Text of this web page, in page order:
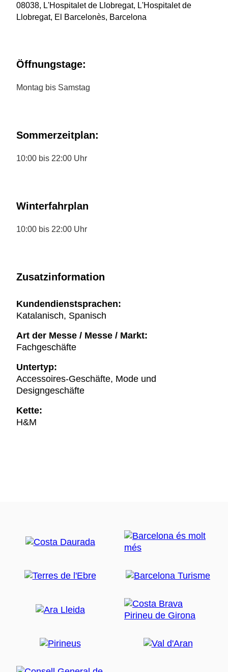
08038, L'Hospitalet de Llobregat, L'Hospitalet de
Llobregat, El Barcelonès, Barcelona
Öffnungstage:
Montag bis Samstag
Sommerzeitplan:
10:00 bis 22:00 Uhr
Winterfahrplan
10:00 bis 22:00 Uhr
Zusatzinformation
Kundendienstsprachen:
Katalanisch, Spanisch
Art der Messe / Messe / Markt:
Fachgeschäfte
Untertyp:
Accessoires-Geschäfte, Mode und
Designgeschäfte
Kette:
H&M